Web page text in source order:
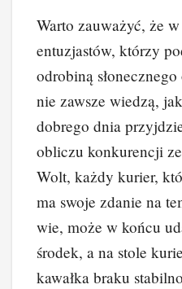
Warto zauważyć, że
entuzjastów, którzy
odrobiną
nie zawsze wiedzą,
dobrego dnia
obliczu konkurencji
Wolt, każdy kurier,
ma swoje zdanie na
wie, może w końcu
środek, a na stole
kawałka braku